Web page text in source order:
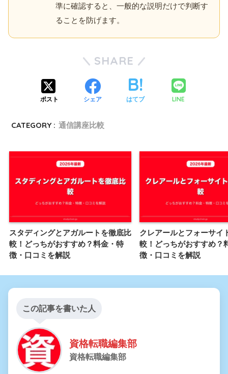
準に確認すると、一般的な説明だけで判断す
ることを防げます。
SHARE
ポスト シェア はてブ LINE
CATEGORY : 通信講座比較
スタディングとアガルートを徹底比
較！どっちがおすすめ？料金・特
徴・口コミを解説
クレアールとフォーサイ
較！どっちがおすすめ？
徴・口コミを解説
この記事を書いた人
資格転職編集部
資格転職編集部